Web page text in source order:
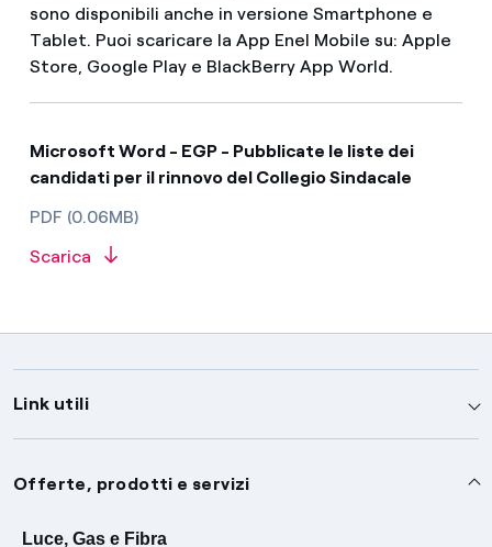
sono disponibili anche in versione Smartphone e
Tablet. Puoi scaricare la App Enel Mobile su: Apple
Store, Google Play e BlackBerry App World.
Microsoft Word - EGP - Pubblicate le liste dei
candidati per il rinnovo del Collegio Sindacale
PDF (0.06MB)
Scarica
Link utili
Assistenza
Avvisi
Servizi
Offerte, prodotti e servizi
Luce, Gas e Fibra